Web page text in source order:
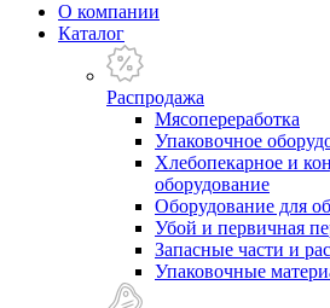
О компании
Каталог
Распродажа
Мясопереработка
Упаковочное
Хлебопекарное и
оборудование
Оборудование для
Убой и первичная
Запасные части и
Упаковочные